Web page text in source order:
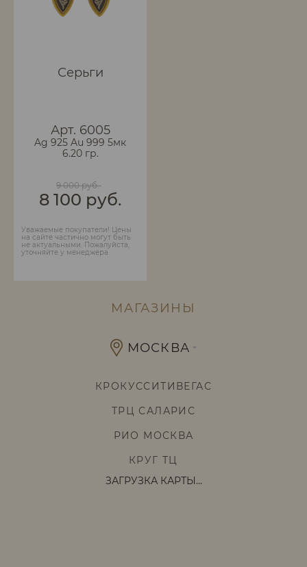
Серьги
Арт. 6005
Ag 925 Au 999 5мк
6.20 гр.
9 000 руб.
8 100 руб.
Уважаемые покупатели! Цены
на сайте частично могут быть
не актуальными. Пожалуйста,
уточняйте у менеджера
МАГАЗИНЫ
МОСКВА
КРОКУССИТИВЕГАС
ТРЦ САЛАРИС
РИО МОСКВА
КРУГ ТЦ
ЗАГРУЗКА КАРТЫ...